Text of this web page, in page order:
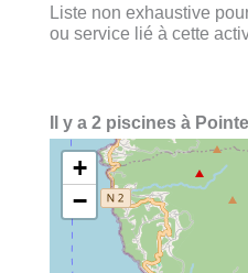
Liste non exhaustive
ou service lié à cette
Il y a 2 piscines à
+
−